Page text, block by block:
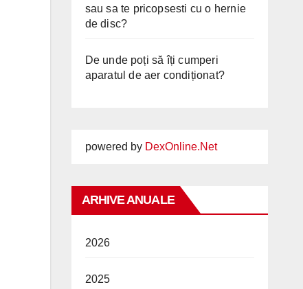
sau sa te pricopsesti cu o hernie
de disc?
De unde poți să îți cumperi
aparatul de aer condiționat?
powered by DexOnline.Net
ARHIVE ANUALE
2026
2025